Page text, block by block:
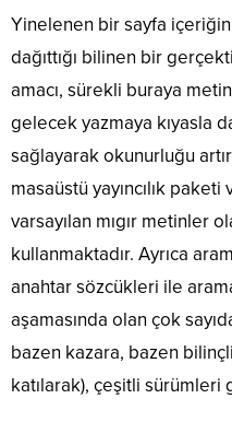
Yinelenen bir sayfa
dağıttığı bilinen bir
amacı, sürekli buraya
gelecek yazmaya kıyasla
sağlayarak okunurluğu
masaüstü yayıncılık
varsayılan mıgır metinler
kullanmaktadır. Ayrıca
anahtar sözcükleri ile
aşamasında olan çok
bazen kazara, bazen
katılarak), çeşitli sürümleri